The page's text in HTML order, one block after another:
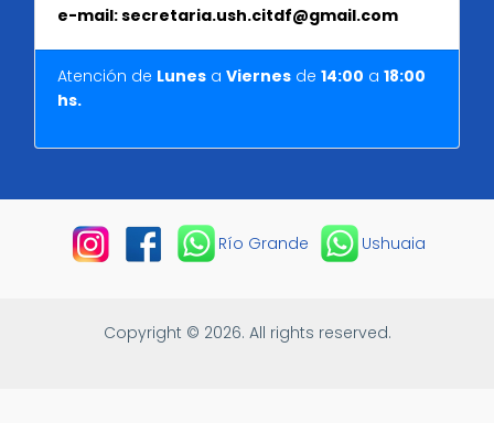
e-mail: secretaria.ush.citdf@gmail.com
Atención de Lunes a Viernes de 14:00 a 18:00
hs.
Río Grande Ushuaia
Copyright © 2026. All rights reserved.